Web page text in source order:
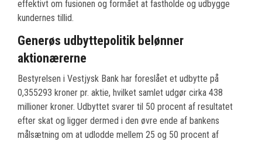
effektivt om fusionen og formået at fastholde og udbygge
kundernes tillid.
Generøs udbyttepolitik belønner
aktionærerne
Bestyrelsen i Vestjysk Bank har foreslået et udbytte på
0,355293 kroner pr. aktie, hvilket samlet udgør cirka 438
millioner kroner. Udbyttet svarer til 50 procent af resultatet
efter skat og ligger dermed i den øvre ende af bankens
målsætning om at udlodde mellem 25 og 50 procent af